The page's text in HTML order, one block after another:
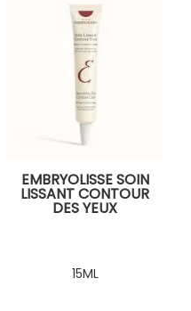
EMBRYOLISSE SOIN
LISSANT CONTOUR
DES YEUX
15ML